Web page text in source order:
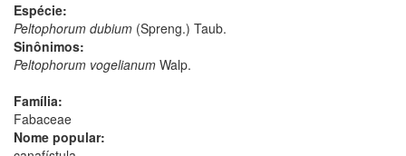
Espécie:
Peltophorum dubium (Spreng.) Taub.
Sinônimos:
Peltophorum vogelianum Walp.
Família:
Fabaceae
Nome popular: